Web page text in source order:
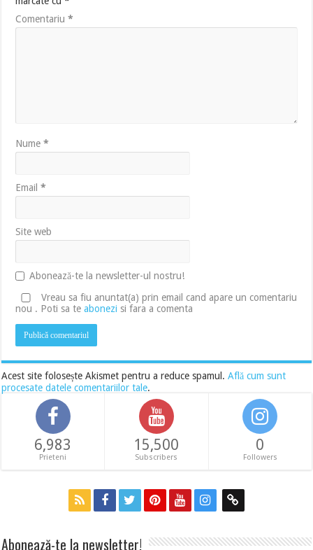
Comentariu*
Nume*
Email*
Site web
Abonează-te la newsletter-ul nostru!
Vreau sa fiu anuntat(a) prin email cand apare un comentariu
nou . Poti sa teabonezi si fara a comenta
Acest site folosește Akismet pentru a reduce spamul.Află cum sunt
procesate datele comentariilor tale.
6,983
Prieteni
15,500
Subscribers
0
Followers
Abonează-te la newsletter!